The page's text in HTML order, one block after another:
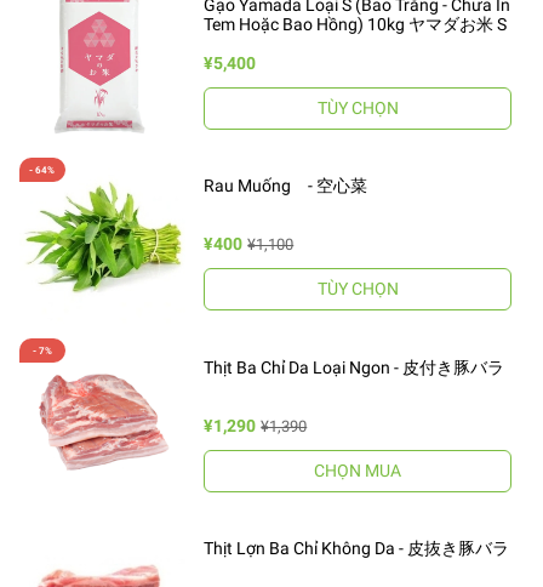
Gạo Yamada Loại S (Bao Trắng - Chưa In
Tem Hoặc Bao Hồng) 10kg ヤマダお米 S
¥5,400
TÙY CHỌN
Rau Muống - 空心菜
¥400 ¥1,100
TÙY CHỌN
Thịt Ba Chỉ Da Loại Ngon - 皮付き豚バラ
¥1,290 ¥1,390
CHỌN MUA
Thịt Lợn Ba Chỉ Không Da - 皮抜き豚バラ